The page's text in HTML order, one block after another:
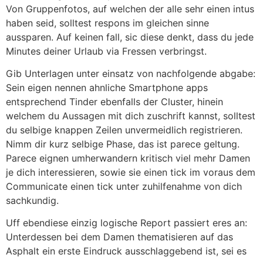
Von Gruppenfotos, auf welchen der alle sehr einen intus
haben seid, solltest respons im gleichen sinne
aussparen. Auf keinen fall, sic diese denkt, dass du jede
Minutes deiner Urlaub via Fressen verbringst.
Gib Unterlagen unter einsatz von nachfolgende abgabe:
Sein eigen nennen ahnliche Smartphone apps
entsprechend Tinder ebenfalls der Cluster, hinein
welchem du Aussagen mit dich zuschrift kannst, solltest
du selbige knappen Zeilen unvermeidlich registrieren.
Nimm dir kurz selbige Phase, das ist parece geltung.
Parece eignen umherwandern kritisch viel mehr Damen
je dich interessieren, sowie sie einen tick im voraus dem
Communicate einen tick unter zuhilfenahme von dich
sachkundig.
Uff ebendiese einzig logische Report passiert eres an:
Unterdessen bei dem Damen thematisieren auf das
Asphalt ein erste Eindruck ausschlaggebend ist, sei es